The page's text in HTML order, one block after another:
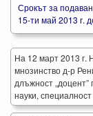
Срокът за
15-ти май 2013 г.
На 12 март 2013 г.
мнозинство д-р
длъжност
науки,